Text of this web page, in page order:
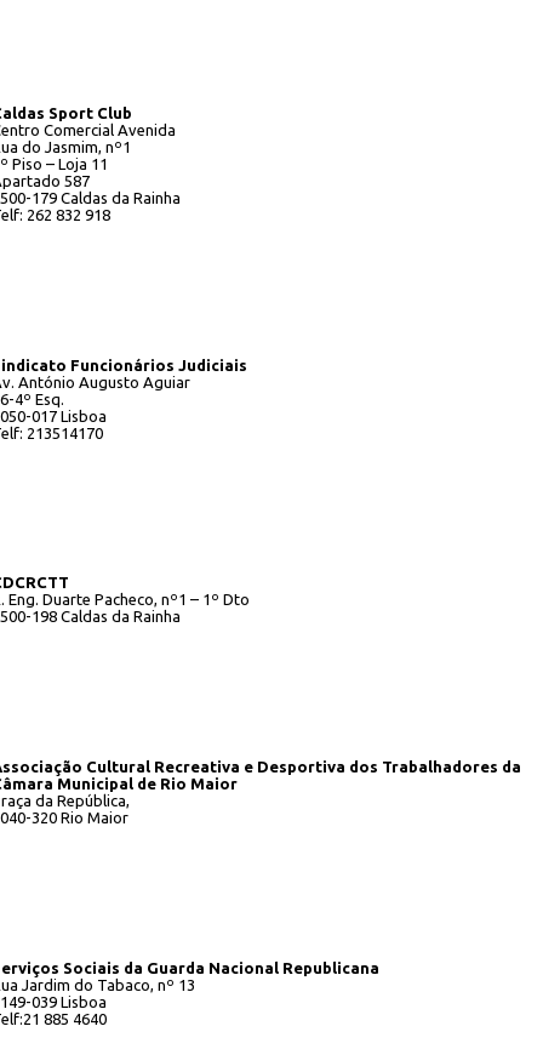
Sport Club
Comercial Avenida
do Jasmim, nº1
Piso – Loja 11
587
179 Caldas da Rainha
262 832 918
Funcionários Judiciais
António Augusto Aguiar
4º Esq.
017 Lisboa
213514170
Eng. Duarte Pacheco, nº1 – 1º Dto
198 Caldas da Rainha
Cultural Recreativa e Desportiva dos Trabalhadores da
Municipal de Rio Maior
da República,
320 Rio Maior
Sociais da Guarda Nacional Republicana
Jardim do Tabaco, nº 13
039 Lisboa
885 4640